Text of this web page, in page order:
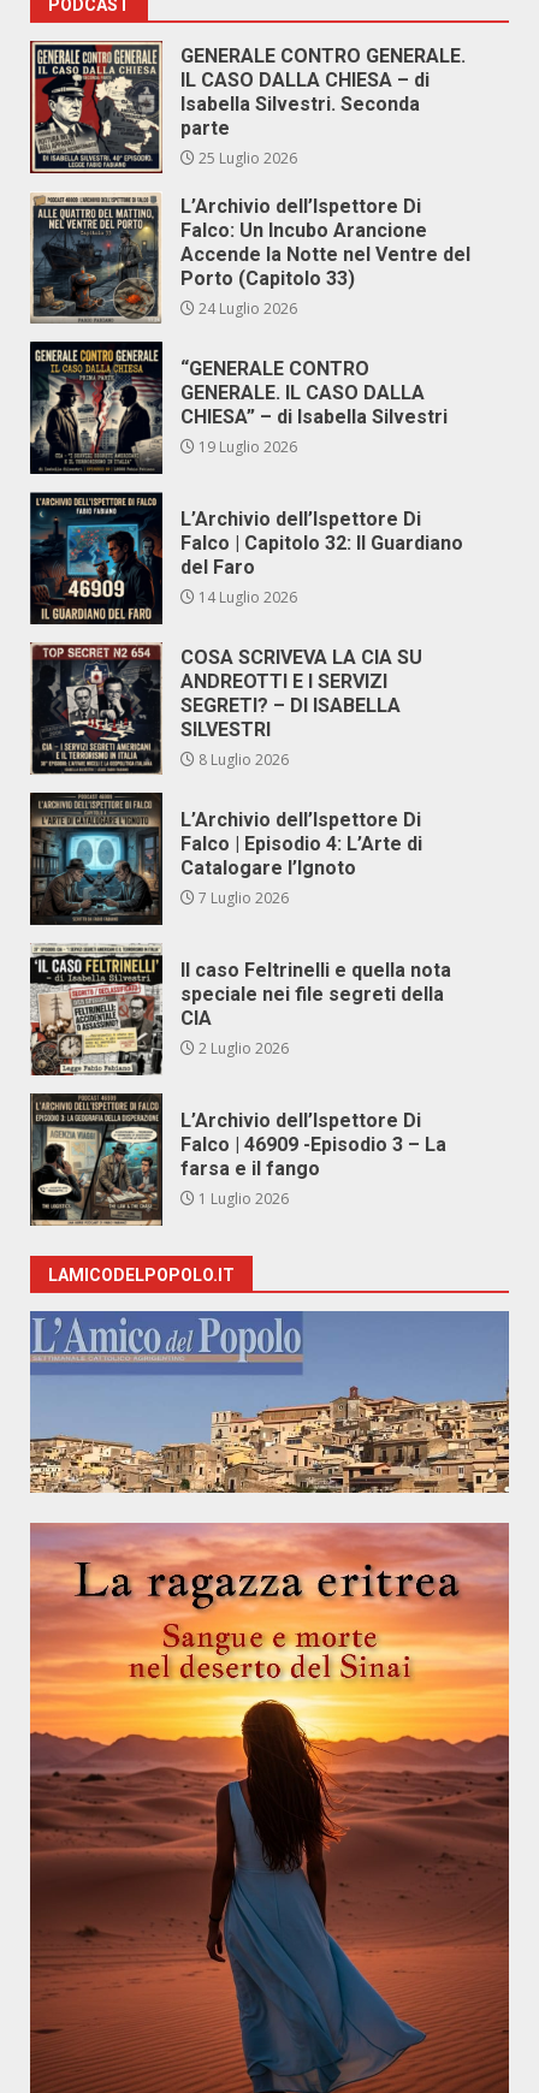
PODCAST
GENERALE CONTRO GENERALE.
IL CASO DALLA CHIESA – di
Isabella Silvestri. Seconda
parte
25 Luglio 2026
L’Archivio dell’Ispettore Di
Falco: Un Incubo Arancione
Accende la Notte nel Ventre del
Porto (Capitolo 33)
24 Luglio 2026
“GENERALE CONTRO
GENERALE. IL CASO DALLA
CHIESA” – di Isabella Silvestri
19 Luglio 2026
L’Archivio dell’Ispettore Di
Falco | Capitolo 32: Il Guardiano
del Faro
14 Luglio 2026
COSA SCRIVEVA LA CIA SU
ANDREOTTI E I SERVIZI
SEGRETI? – DI ISABELLA
SILVESTRI
8 Luglio 2026
L’Archivio dell’Ispettore Di
Falco | Episodio 4: L’Arte di
Catalogare l’Ignoto
7 Luglio 2026
Il caso Feltrinelli e quella nota
speciale nei file segreti della
CIA
2 Luglio 2026
L’Archivio dell’Ispettore Di
Falco | 46909 -Episodio 3 – La
farsa e il fango
1 Luglio 2026
LAMICODELPOPOLO.IT